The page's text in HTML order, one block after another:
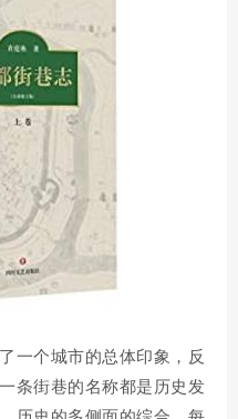
一个城市的总体印象，反
条街巷的名称都是历史发